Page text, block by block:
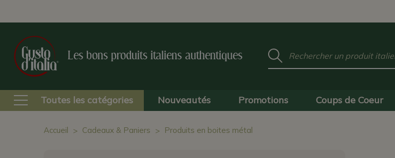
Les bons produits italiens authentiques
Mot
clé
Toutes les catégories Nouveautés Promotions Coups de Coeur
Accueil Cadeaux & Paniers Produits en boites métal